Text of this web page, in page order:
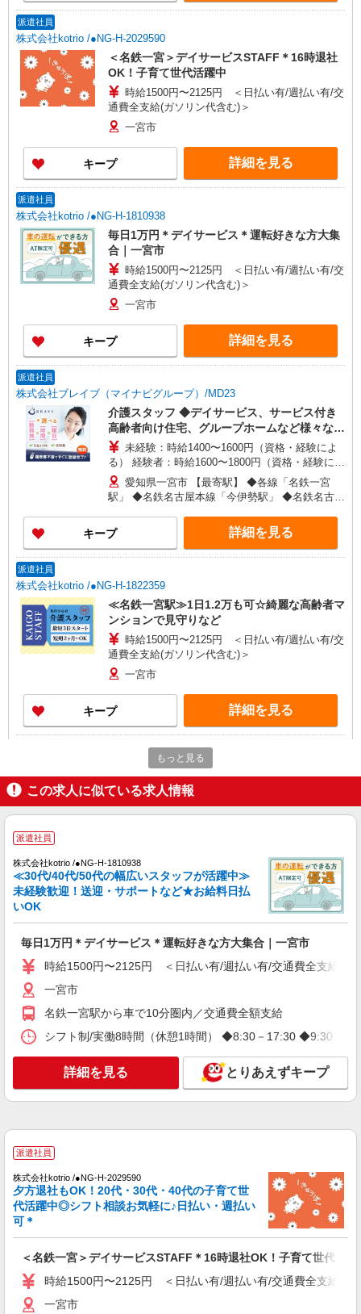
派遣社員
株式会社kotrio /●NG-H-2029590
＜名鉄一宮＞デイサービスSTAFF＊16時退社
OK！子育て世代活躍中
時給1500円〜2125円 ＜日払い有/週払い有/交
通費全支給(ガソリン代含む)＞
一宮市
キープ 詳細を見る
派遣社員
株式会社kotrio /●NG-H-1810938
毎日1万円＊デイサービス＊運転好きな方大集
合｜一宮市
時給1500円〜2125円 ＜日払い有/週払い有/交
通費全支給(ガソリン代含む)＞
一宮市
キープ 詳細を見る
派遣社員
株式会社ブレイブ（マイナビグループ）/MD23
介護スタッフ ◆デイサービス、サービス付き
高齢者向け住宅、グループホームなど様々な勤
務先から選べます。
未経験：時給1400〜1600円（資格・経験によ
る） 経験者：時給1600〜1800円（資格・経験によ
る） ◎月収例 時給1800円×1日8時間×22日（週5
日）＝31万6800円 ◆昇給あり ◆支払い方法 ※日
払い/週払い/月払い対応も可能です。詳しくは面談
時にご相談ください。 ◆交通費：別途全額支給 ※
当社規定あり
愛知県一宮市 【最寄駅】 ◆各線「名鉄一宮
駅」 ◆名鉄名古屋本線「今伊勢駅」 ◆名鉄名古屋
ます！
キープ 詳細を見る
派遣社員
株式会社kotrio /●NG-H-1822359
≪名鉄一宮駅≫1日1.2万も可☆綺麗な高齢者マ
ンションで見守りなど
時給1500円〜2125円 ＜日払い有/週払い有/交
通費全支給(ガソリン代含む)＞
一宮市
キープ 詳細を見る
株式会社kotrio /●NG-H-1992531
[ 高収入 ]名鉄一宮駅近く【日収1.2万円】生活
支援員さん大募集！
時給1500円〜2125円 ＜日払い有/週払い有/交
キープ 詳細を見る
派遣社員
株式会社kotrio /●NG-H-2030694
毎日通うのが楽しみになる＊ホテルのような美
しいサ高住のSTAFF
通費全支給(ガソリン代含む)＞
一宮市
キープ 詳細を見る
派遣社員
時給1500円〜2125円 ＜日払い有/週払い有/交
通費全支給(ガソリン代含む)＞
一宮市
詳細を見る
派遣社員
株式会社kotrio /●NG-H-1907547
もっと見る
この求人に似ている求人情報
派遣社員
株式会社kotrio /●NG-H-1810938
≪30代/40代/50代の幅広いスタッフが活躍中≫
未経験歓迎！送迎・サポートなど★お給料日払
いOK
毎日1万円＊デイサービス＊運転好きな方大集合｜一宮市
時給1500円〜2125円 ＜日払い有/週払い有/交通費全支給(ガ
一宮市
名鉄一宮駅から車で10分圏内／交通費全額支給
シフト制/実働8時間（休憩1時間） ◆8:30－17:30 ◆9:30－
詳細を見る とりあえずキープ
派遣社員
株式会社kotrio /●NG-H-2029590
夕方退社もOK！20代・30代・40代の子育て世
代活躍中◎シフト相談お気軽に♪日払い・週払い
可＊
＜名鉄一宮＞デイサービスSTAFF＊16時退社OK！子育て世代活躍
時給1500円〜2125円 ＜日払い有/週払い有/交通費全支給(ガ
一宮市